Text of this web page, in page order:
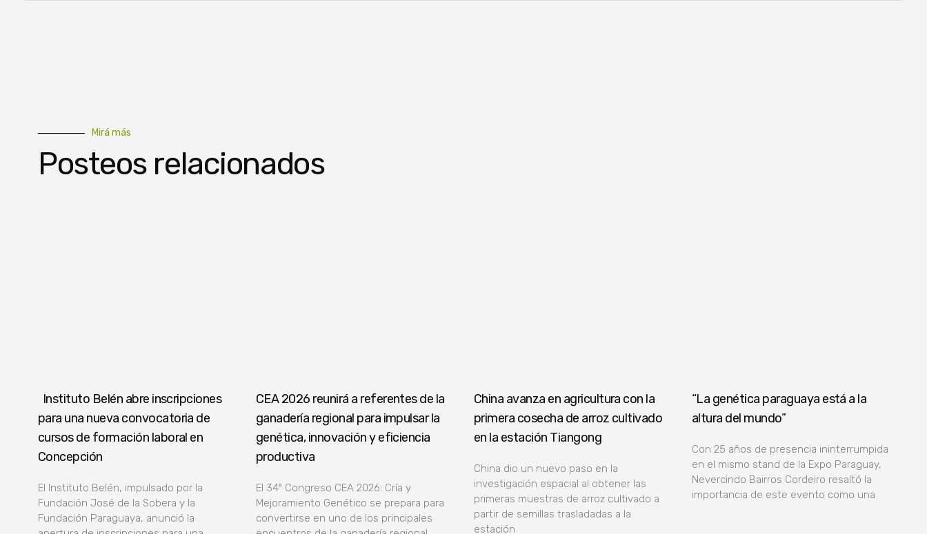
Mirá más
Posteos relacionados
Instituto Belén abre inscripciones
para una nueva convocatoria de
cursos de formación laboral en
Concepción
El Instituto Belén, impulsado por la
Fundación José de la Sobera y la
Fundación Paraguaya, anunció la
CEA 2026 reunirá a referentes de la
ganadería regional para impulsar la
genética, innovación y eficiencia
productiva
El 34º Congreso CEA 2026: Cría y
Mejoramiento Genético se prepara para
convertirse en uno de los principales
China avanza en agricultura con la
primera cosecha de arroz cultivado
en la estación Tiangong
China dio un nuevo paso en la
investigación espacial al obtener las
primeras muestras de arroz cultivado a
partir de semillas trasladadas a la
estación
“La genética paraguaya está a la
altura del mundo”
Con 25 años de presencia ininterrumpida
en el mismo stand de la Expo Paraguay,
Nevercindo Bairros Cordeiro resaltó la
importancia de este evento como una